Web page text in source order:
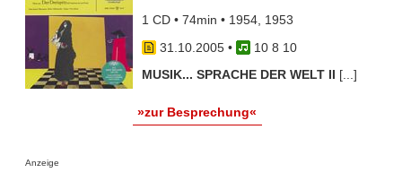
1 CD • 74min • 1954, 1953
31.10.2005•
10 8 10
MUSIK... SPRACHE DER WELT II [...]
»zur Besprechung«
Anzeige